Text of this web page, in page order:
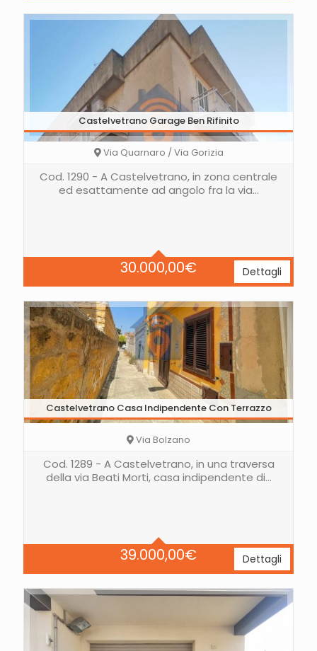
Castelvetrano Garage Ben Rifinito
30.000,00€
Via Quarnaro / Via Gorizia
Cod. 1290 - A Castelvetrano, in zona centrale
ed esattamente ad angolo fra la via…
Dettagli
Castelvetrano Casa Indipendente Con Terrazzo
39.000,00€
Via Bolzano
Cod. 1289 - A Castelvetrano, in una traversa
della via Beati Morti, casa indipendente di…
Area
80 Mq
Dettagli